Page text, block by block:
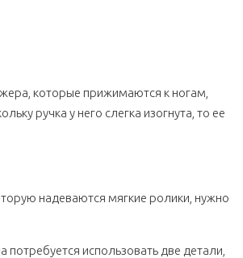
которые прижимаются к ногам,
ручка у него слегка изогнута, то ее
надеваются мягкие ролики, нужно
использовать две детали,